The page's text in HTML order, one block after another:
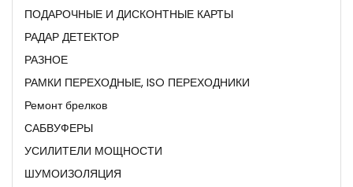
ПОДАРОЧНЫЕ И ДИСКОНТНЫЕ КАРТЫ
РАДАР ДЕТЕКТОР
РАЗНОЕ
РАМКИ ПЕРЕХОДНЫЕ, ISO ПЕРЕХОДНИКИ
Ремонт брелков
САБВУФЕРЫ
УСИЛИТЕЛИ МОЩНОСТИ
ШУМОИЗОЛЯЦИЯ